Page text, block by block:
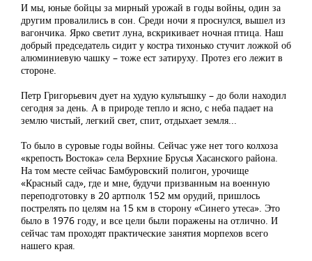
И мы, юные бойцы за мирный урожай в годы войны, один за
другим провалились в сон. Среди ночи я проснулся, вышел из
вагончика. Ярко светит луна, вскрикивает ночная птица. Наш
добрый председатель сидит у костра тихонько стучит ложкой об
алюминиевую чашку – тоже ест затируху. Протез его лежит в
стороне.
Петр Григорьевич дует на худую культышку – до боли находил
сегодня за день. А в природе тепло и ясно, с неба падает на
землю чистый, легкий свет, спит, отдыхает земля...
То было в суровые годы войны. Сейчас уже нет того колхоза
«крепость Востока» села Верхние Брусья Хасанского района.
На том месте сейчас Бамбуровский полигон, урочище
«Красный сад», где и мне, будучи призванным на военную
переподготовку в 20 артполк 152 мм орудий, пришлось
пострелять по целям на 15 км в сторону «Синего утеса». Это
было в 1976 году, и все цели были поражены на отлично. И
сейчас там проходят практические занятия морпехов всего
нашего края.